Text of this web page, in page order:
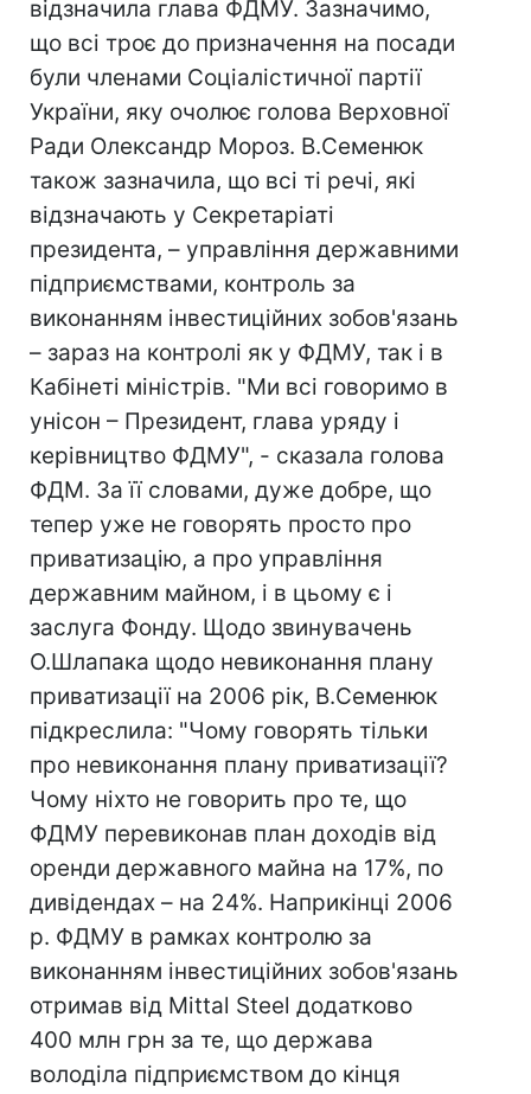
відзначила глава ФДМУ. Зазначимо,
що всі троє до призначення на посади
були членами Соціалістичної партії
України, яку очолює голова Верховної
Ради Олександр Мороз. В.Семенюк
також зазначила, що всі ті речі, які
відзначають у Секретаріаті
президента, – управління державними
підприємствами, контроль за
виконанням інвестиційних зобов'язань
– зараз на контролі як у ФДМУ, так і в
Кабінеті міністрів. "Ми всі говоримо в
унісон – Президент, глава уряду і
керівництво ФДМУ", - сказала голова
ФДМ. За її словами, дуже добре, що
тепер уже не говорять просто про
приватизацію, а про управління
державним майном, і в цьому є і
заслуга Фонду. Щодо звинувачень
О.Шлапака щодо невиконання плану
приватизації на 2006 рік, В.Семенюк
підкреслила: "Чому говорять тільки
про невиконання плану приватизації?
Чому ніхто не говорить про те, що
ФДМУ перевиконав план доходів від
оренди державного майна на 17%, по
дивідендах – на 24%. Наприкінці 2006
р. ФДМУ в рамках контролю за
виконанням інвестиційних зобов'язань
отримав від Mittal Steel додатково
400 млн грн за те, що держава
володіла підприємством до кінця